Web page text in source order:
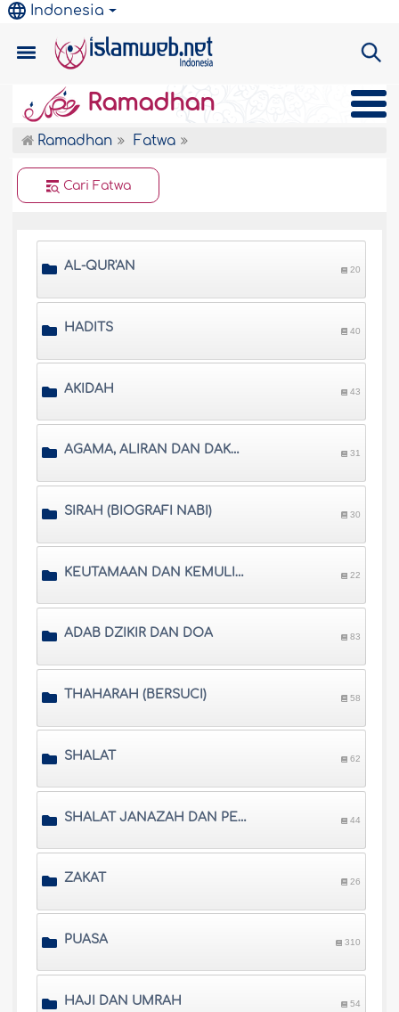
Indonesia
Ramadhan
Ramadhan Fatwa
Cari Fatwa
AL-QUR'AN 20
HADITS 40
AKIDAH 43
AGAMA, ALIRAN DAN DAKWAH 31
SIRAH (BIOGRAFI NABI) 30
KEUTAMAAN DAN KEMULIAAN 22
ADAB DZIKIR DAN DOA 83
THAHARAH (BERSUCI) 58
SHALAT 62
SHALAT JANAZAH DAN PEMAKAMAN 44
ZAKAT 26
PUASA 310
HAJI DAN UMRAH 54